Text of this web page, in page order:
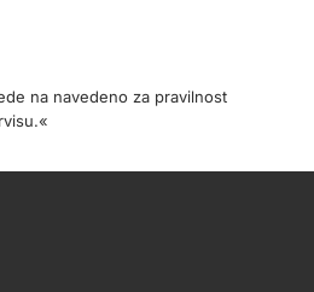
na navedeno za pravilnost